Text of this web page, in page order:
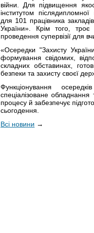
війни. Для підвищення
інститутом
для 101 працівника
України». Крім того, троє
проведення супервізії для
«Осередки "Захисту
формування свідомих,
складних обставинах,
безпеки та захисту своєї
Функціонування
спеціалізоване обладнання
процесу й забезпечує
сьогодення.
Всі новини →